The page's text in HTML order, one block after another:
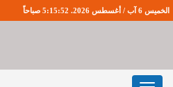
الخميس 6 آب / أغسطس 2026. 5:15:53 صباحاً